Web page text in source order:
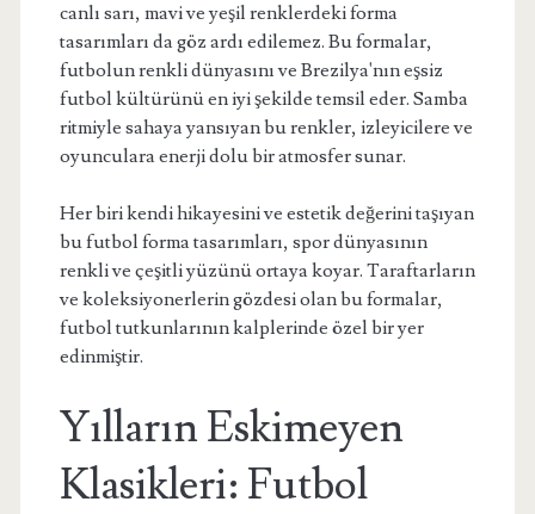
canlı sarı, mavi ve yeşil renklerdeki forma
tasarımları da göz ardı edilemez. Bu formalar,
futbolun renkli dünyasını ve Brezilya'nın eşsiz
futbol kültürünü en iyi şekilde temsil eder. Samba
ritmiyle sahaya yansıyan bu renkler, izleyicilere ve
oyunculara enerji dolu bir atmosfer sunar.
Her biri kendi hikayesini ve estetik değerini taşıyan
bu futbol forma tasarımları, spor dünyasının
renkli ve çeşitli yüzünü ortaya koyar. Taraftarların
ve koleksiyonerlerin gözdesi olan bu formalar,
futbol tutkunlarının kalplerinde özel bir yer
edinmiştir.
Yılların Eskimeyen
Klasikleri: Futbol